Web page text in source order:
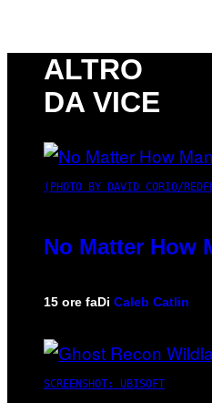
ALTRO
DA VICE
(PHOTO BY DAVID CORIO/
No Matter How
15 ore faDi Caleb Catlin
SCREENSHOT: UBISOFT